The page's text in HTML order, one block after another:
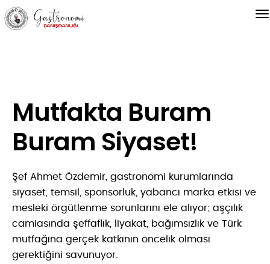
Mutfakta Buram
Buram Siyaset!
Şef Ahmet Özdemir, gastronomi kurumlarında
siyaset, temsil, sponsorluk, yabancı marka etkisi ve
mesleki örgütlenme sorunlarını ele alıyor; aşçılık
camiasında şeffaflık, liyakat, bağımsızlık ve Türk
mutfağına gerçek katkının öncelik olması
gerektiğini savunuyor.